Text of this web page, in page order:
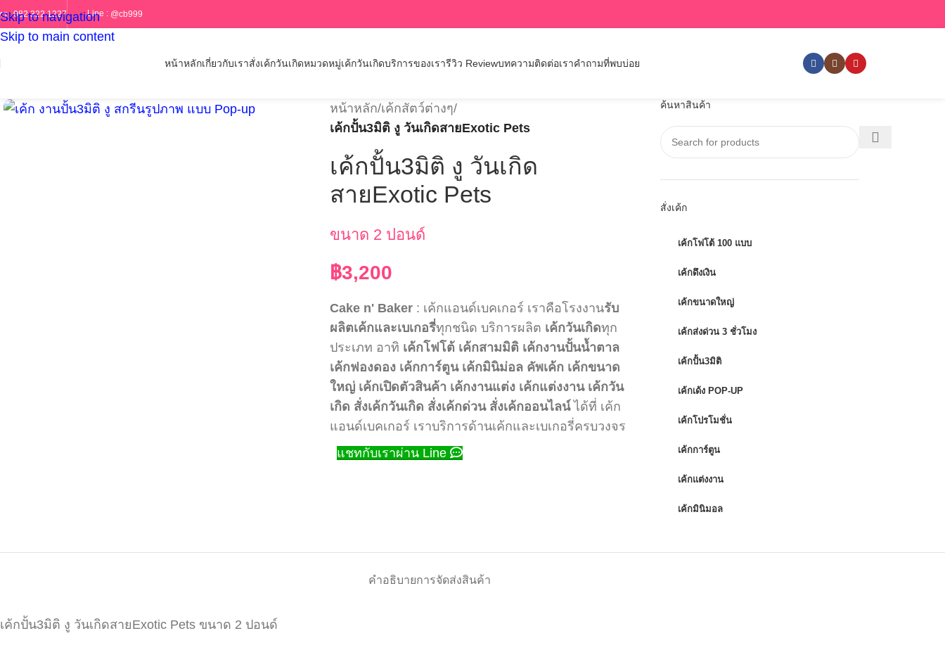
Skip to navigation
Skip to main content
ร : 082 322 1227 Line : @cb999
หน้าหลักเกี่ยวกับเราสั่งเค้กวันเกิดหมวดหมู่เค้กวันเกิดบริการของเรารีวิว Reviewบทความติดต่อเราคำถามที่พบบ่อย
หน้าหลัก/เค้กสัตว์ต่างๆ/
เค้กปั้น3มิติ งู วันเกิดสายExotic Pets
เค้กปั้น3มิติ งู วันเกิด
สายExotic Pets
ขนาด 2 ปอนด์
฿3,200
Cake n' Baker : เค้กแอนด์เบคเกอร์ เราคือโรงงานรับ
ผลิตเค้กและเบเกอรี่ทุกชนิด บริการผลิต เค้กวันเกิดทุก
ประเภท อาทิ เค้กโฟโต้ เค้กสามมิติ เค้กงานปั้นน้ำตาล
เค้กฟองดอง เค้กการ์ตูน เค้กมินิม่อล คัพเค้ก เค้กขนาด
ใหญ่ เค้กเปิดตัวสินค้า เค้กงานแต่ง เค้กแต่งงาน เค้กวัน
เกิด สั่งเค้กวันเกิด สั่งเค้กด่วน สั่งเค้กออนไลน์ได้ที่ เค้ก
แอนด์เบคเกอร์ เราบริการด้านเค้กและเบเกอรี่ครบวงจร
แชทกับเราผ่าน Line
ค้นหาสินค้า
สั่งเค้ก
เค้กโฟโต้ 100 แบบ
เค้กดึงเงิน
เค้กขนาดใหญ่
เค้กส่งด่วน 3 ชั่วโมง
เค้กปั้น3มิติ
เค้กเด้ง POP-UP
เค้กโปรโมชั่น
เค้กการ์ตูน
เค้กแต่งงาน
เค้กมินิมอล
คำอธิบายการจัดส่งสินค้า
เค้กปั้น3มิติ งู วันเกิดสายExotic Pets ขนาด 2 ปอนด์